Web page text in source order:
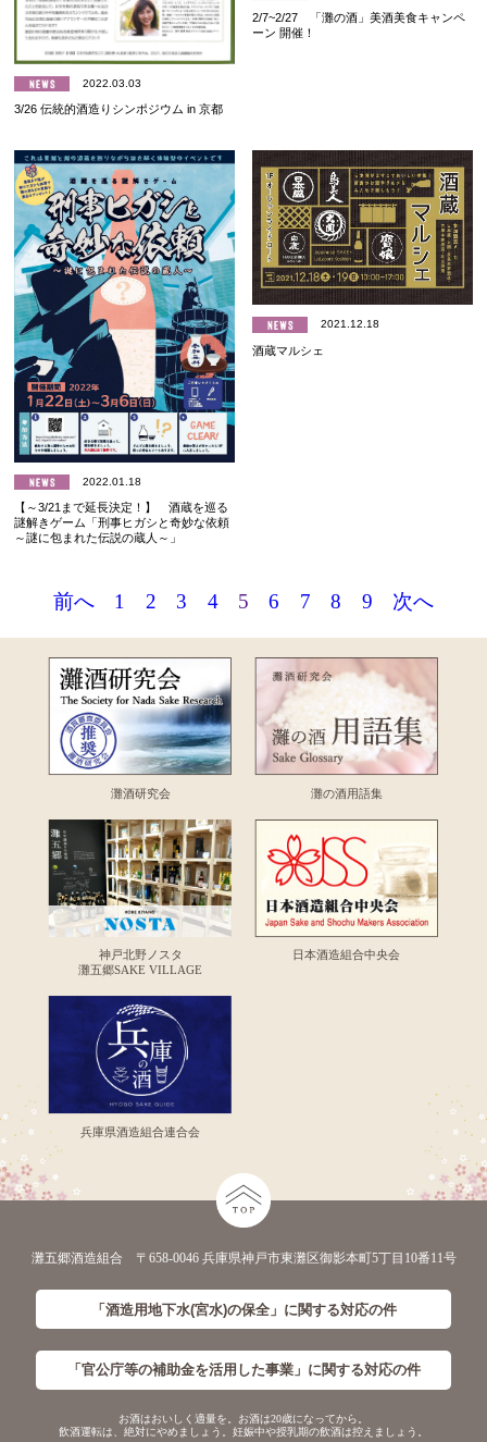
2022.03.03
3/26 伝統的酒造りシンポジウム in 京都
2/7~2/27 「灘の酒」美酒美食キャンペ
ーン 開催！
2022.01.18
【～3/21まで延長決定！】 酒蔵を巡る
謎解きゲーム「刑事ヒガシと奇妙な依頼
～謎に包まれた伝説の蔵人～」
2021.12.18
酒蔵マルシェ
前へ 1 2 3 4 5 6 7 8 9 次へ
灘酒研究会 灘の酒用語集
神戸北野ノスタ
灘五郷SAKE VILLAGE
日本酒造組合中央会
兵庫県酒造組合連合会
灘五郷酒造組合 〒658-0046 兵庫県神戸市東灘区御影本町5丁目10番11号
「酒造用地下水(宮水)の保全」に関する対応の件
「官公庁等の補助金を活用した事業」に関する対応の件
お酒はおいしく適量を。お酒は20歳になってから。
飲酒運転は、絶対にやめましょう。妊娠中や授乳期の飲酒は控えましょう。